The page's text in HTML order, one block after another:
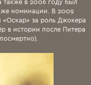
номинации. В 2009
«Оскар» за роль Джокера
в истории после Питера